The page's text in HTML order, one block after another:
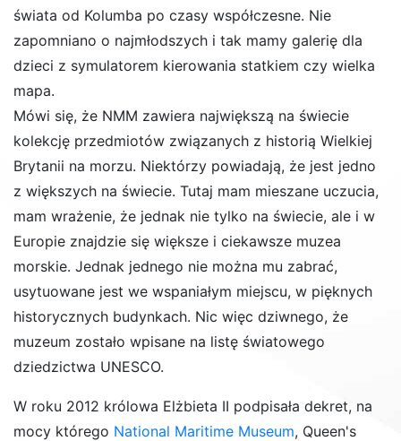
świata od Kolumba po czasy współczesne. Nie
zapomniano o najmłodszych i tak mamy galerię dla
dzieci z symulatorem kierowania statkiem czy wielka
mapa.
Mówi się, że NMM zawiera największą na świecie
kolekcję przedmiotów związanych z historią Wielkiej
Brytanii na morzu. Niektórzy powiadają, że jest jedno
z większych na świecie. Tutaj mam mieszane uczucia,
mam wrażenie, że jednak nie tylko na świecie, ale i w
Europie znajdzie się większe i ciekawsze muzea
morskie. Jednak jednego nie można mu zabrać,
usytuowane jest we wspaniałym miejscu, w pięknych
historycznych budynkach. Nic więc dziwnego, że
muzeum zostało wpisane na listę światowego
dziedzictwa UNESCO.
W roku 2012 królowa Elżbieta II podpisała dekret, na
mocy którego National Maritime Museum, Queen's